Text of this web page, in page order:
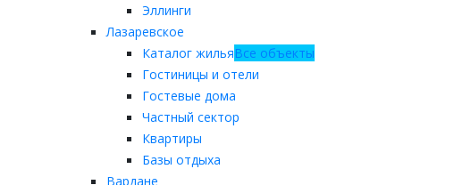
Эллинги
Лазаревское
Каталог жильяВсе объекты
Гостиницы и отели
Гостевые дома
Частный сектор
Квартиры
Базы отдыха
Вардане